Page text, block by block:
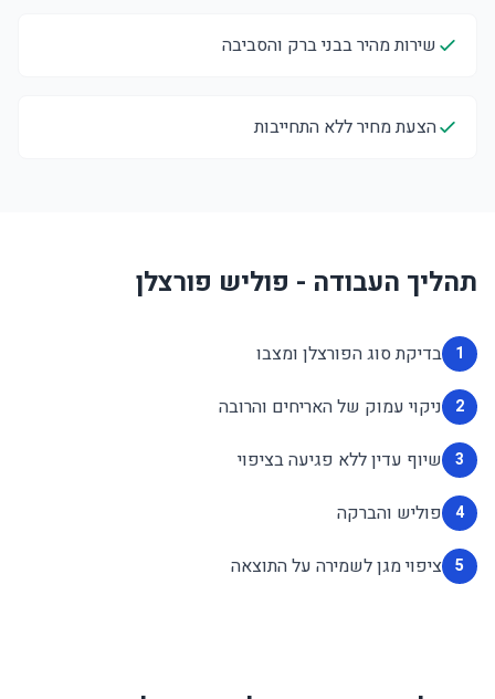
שירות מהיר בבני ברק והסביבה
הצעת מחיר ללא התחייבות
תהליך העבודה - פוליש פורצלן
1 בדיקת סוג הפורצלן ומצבו
2 ניקוי עמוק של האריחים והרובה
3 שיוף עדין ללא פגיעה בציפוי
4 פוליש והברקה
5 ציפוי מגן לשמירה על התוצאה